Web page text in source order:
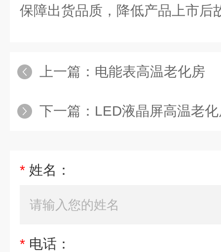
保障出货品质，降低产品上市后
上一篇： 电能表高温老化房
下一篇： LED液晶屏高温老
* 姓名：
* 电话：